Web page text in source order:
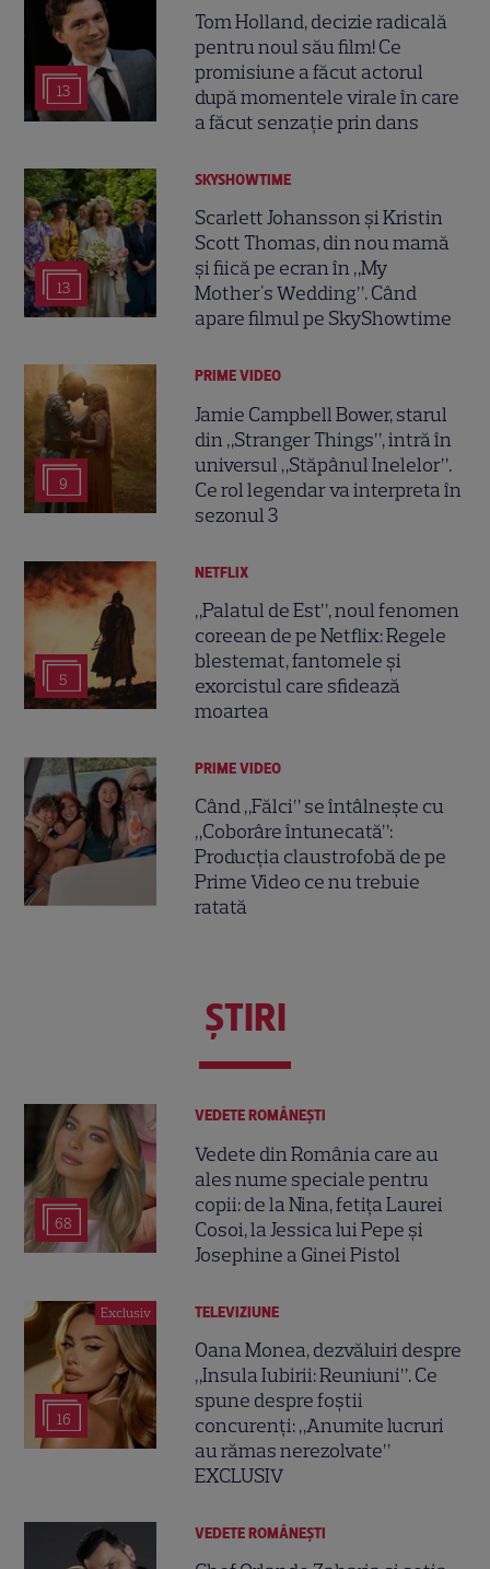
13
Tom Holland, decizie radicală
pentru noul său film! Ce
promisiune a făcut actorul
după momentele virale în care
a făcut senzație prin dans
13
SKYSHOWTIME
Scarlett Johansson și Kristin
Scott Thomas, din nou mamă
și fiică pe ecran în „My
Mother's Wedding”. Când
apare filmul pe SkyShowtime
9
PRIME VIDEO
Jamie Campbell Bower, starul
din „Stranger Things”, intră în
universul „Stăpânul Inelelor”.
Ce rol legendar va interpreta în
sezonul 3
5
NETFLIX
„Palatul de Est”, noul fenomen
coreean de pe Netflix: Regele
blestemat, fantomele și
exorcistul care sfidează
moartea
PRIME VIDEO
Când „Fălci” se întâlnește cu
„Coborâre întunecată”:
Producția claustrofobă de pe
Prime Video ce nu trebuie
ratată
ŞTIRI
68
VEDETE ROMÂNEŞTI
Vedete din România care au
ales nume speciale pentru
copii: de la Nina, fetița Laurei
Cosoi, la Jessica lui Pepe și
Josephine a Ginei Pistol
Exclusiv
16
TELEVIZIUNE
Oana Monea, dezvăluiri despre
„Insula Iubirii: Reuniuni”. Ce
spune despre foștii
concurenți: „Anumite lucruri
au rămas nerezolvate”
EXCLUSIV
VEDETE ROMÂNEŞTI